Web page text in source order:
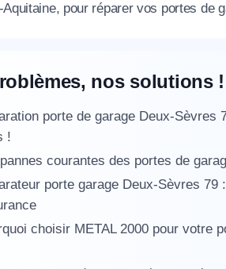
Aquitaine, pour réparer vos portes de
nos solutions !
porte de garage Deux-Sèvres
!
courantes des portes de
porte garage Deux-Sèvres 79
choisir METAL 2000 pour votre